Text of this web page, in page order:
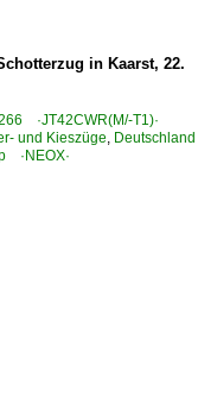
in Kaarst, 22.
·JT42CWR(M/-T1)·
und Kieszüge, Deutschland
·NEOX·